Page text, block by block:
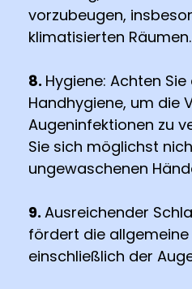
vorzubeugen,
klimatisierten Räumen.
8. Hygiene: Achten
Handhygiene, um die
Augeninfektionen zu
Sie sich möglichst
ungewaschenen
9. Ausreichender
fördert die allgemeine
einschließlich der